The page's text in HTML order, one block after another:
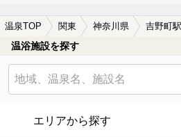
温泉TOP 関東 神奈川県 吉野町駅
温浴施設を探す
エリアから探す